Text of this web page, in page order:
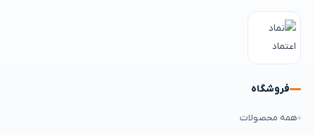
فروشگاه
همه محصولات